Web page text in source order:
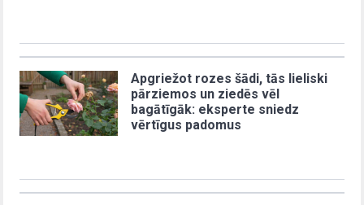
Apgriežot rozes šādi, tās lieliski
pārziemos un ziedēs vēl
bagātīgāk: eksperte sniedz
vērtīgus padomus